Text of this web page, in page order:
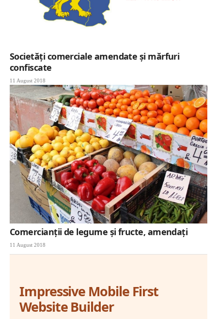
Societăți comerciale amendate și mărfuri
confiscate
11 August 2018
Comercianții de legume și fructe, amendați
11 August 2018
Impressive Mobile First
Website Builder